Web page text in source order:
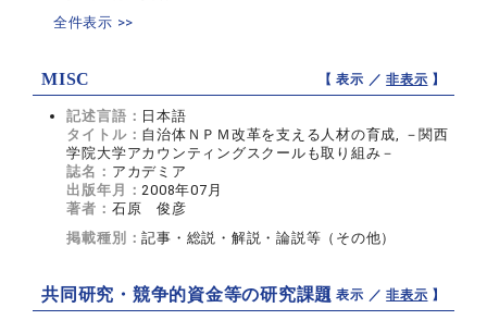
全件表示 >>
MISC 【 表示 ／非表示 】
記述言語： 日本語
タイトル： 自治体ＮＰＭ改革を支える人材の育成, －関西
学院大学アカウンティングスクールも取り組み－
誌名： アカデミア
出版年月：2008年07月
著者： 石原 俊彦
掲載種別：記事・総説・解説・論説等（その他）
共同研究・競争的資金等の研究課題【 表示 ／非表示 】